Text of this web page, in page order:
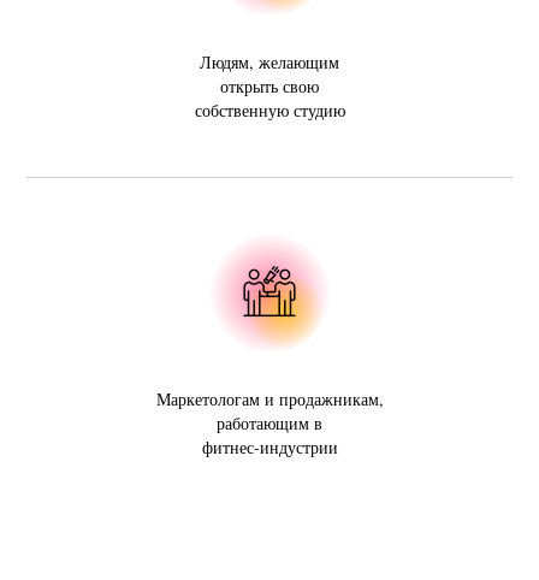
Людям, желающим
открыть свою
собственную студию
Маркетологам и продажникам,
работающим в
фитнес-индустрии